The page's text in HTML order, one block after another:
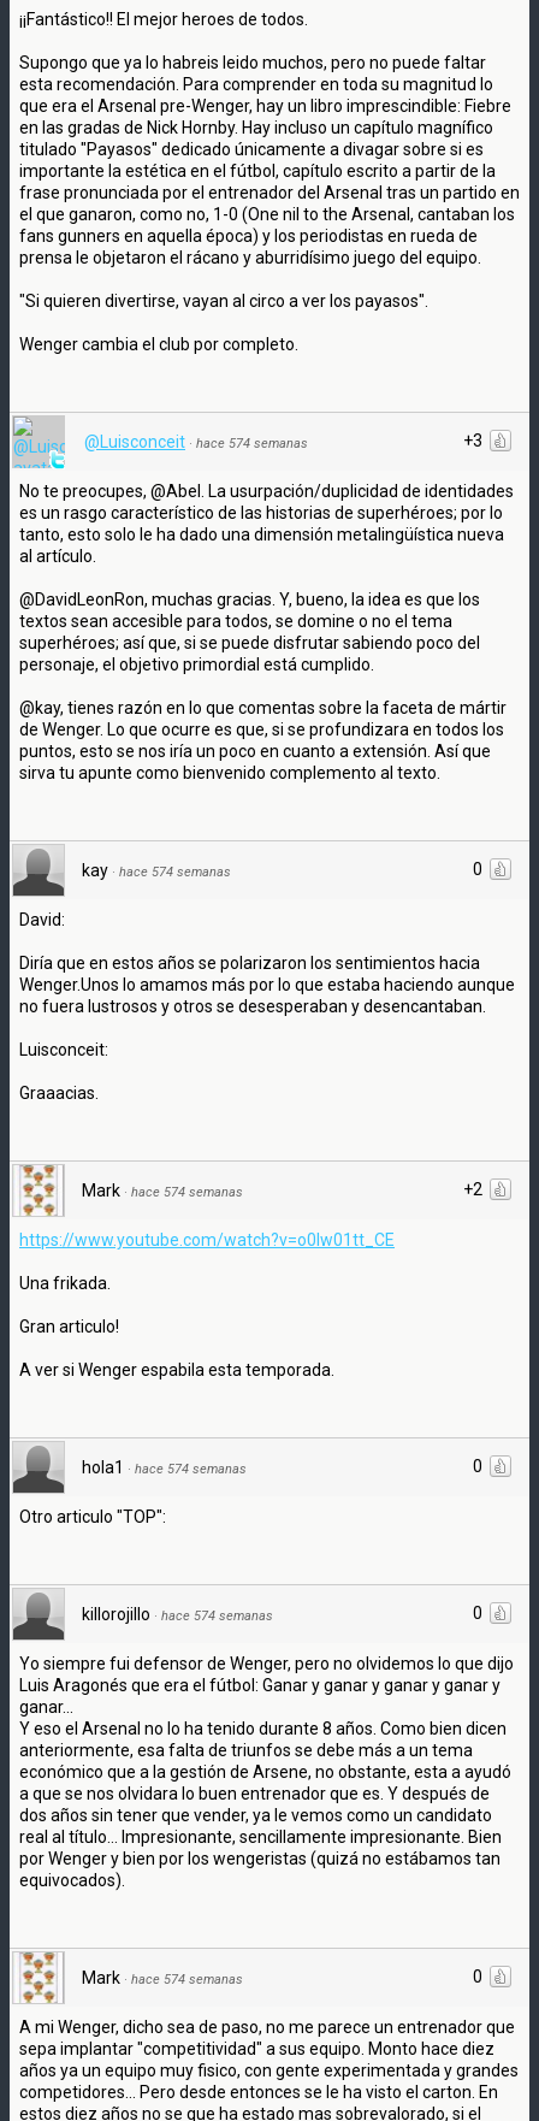
¡¡Fantástico!! El mejor heroes de todos.
Supongo que ya lo habreis leido muchos, pero no puede faltar
esta recomendación. Para comprender en toda su magnitud lo
que era el Arsenal pre-Wenger, hay un libro imprescindible: Fiebre
en las gradas de Nick Hornby. Hay incluso un capítulo magnífico
titulado "Payasos" dedicado únicamente a divagar sobre si es
importante la estética en el fútbol, capítulo escrito a partir de la
frase pronunciada por el entrenador del Arsenal tras un partido en
el que ganaron, como no, 1-0 (One nil to the Arsenal, cantaban los
fans gunners en aquella época) y los periodistas en rueda de
prensa le objetaron el rácano y aburridísimo juego del equipo.
"Si quieren divertirse, vayan al circo a ver los payasos".
Wenger cambia el club por completo.
+3
@Luisconceit · hace 574 semanas
No te preocupes, @Abel. La usurpación/duplicidad de identidades
es un rasgo característico de las historias de superhéroes; por lo
tanto, esto solo le ha dado una dimensión metalingüística nueva
al artículo.
@DavidLeonRon, muchas gracias. Y, bueno, la idea es que los
textos sean accesible para todos, se domine o no el tema
superhéroes; así que, si se puede disfrutar sabiendo poco del
personaje, el objetivo primordial está cumplido.
@kay, tienes razón en lo que comentas sobre la faceta de mártir
de Wenger. Lo que ocurre es que, si se profundizara en todos los
puntos, esto se nos iría un poco en cuanto a extensión. Así que
sirva tu apunte como bienvenido complemento al texto.
0
kay · hace 574 semanas
David:
Diría que en estos años se polarizaron los sentimientos hacia
Wenger.Unos lo amamos más por lo que estaba haciendo aunque
no fuera lustrosos y otros se desesperaban y desencantaban.
Luisconceit:
Graaacias.
+2
Mark · hace 574 semanas
https://www.youtube.com/watch?v=o0Iw01tt_CE
Una frikada.
Gran articulo!
A ver si Wenger espabila esta temporada.
0
hola1 · hace 574 semanas
Otro articulo "TOP":
0
killorojillo · hace 574 semanas
Yo siempre fui defensor de Wenger, pero no olvidemos lo que dijo
Luis Aragonés que era el fútbol: Ganar y ganar y ganar y ganar y
ganar...
Y eso el Arsenal no lo ha tenido durante 8 años. Como bien dicen
anteriormente, esa falta de triunfos se debe más a un tema
económico que a la gestión de Arsene, no obstante, esta a ayudó
a que se nos olvidara lo buen entrenador que es. Y después de
dos años sin tener que vender, ya le vemos como un candidato
real al título... Impresionante, sencillamente impresionante. Bien
por Wenger y bien por los wengeristas (quizá no estábamos tan
equivocados).
0
Mark · hace 574 semanas
A mi Wenger, dicho sea de paso, no me parece un entrenador que
sepa implantar "competitividad" a sus equipo. Monto hace diez
años ya un equipo muy fisico, con gente experimentada y grandes
competidores... Pero desde entonces se le ha visto el carton. En
estos diez años no se que ha estado mas sobrevalorado, si el